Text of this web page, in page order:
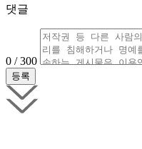
댓글
0 / 300